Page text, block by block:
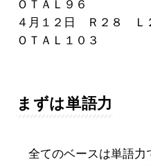
ＯＴＡＬ９６
４月１２日 Ｒ２８
ＯＴＡＬ１０３
まずは単語力
全てのベースは単語力